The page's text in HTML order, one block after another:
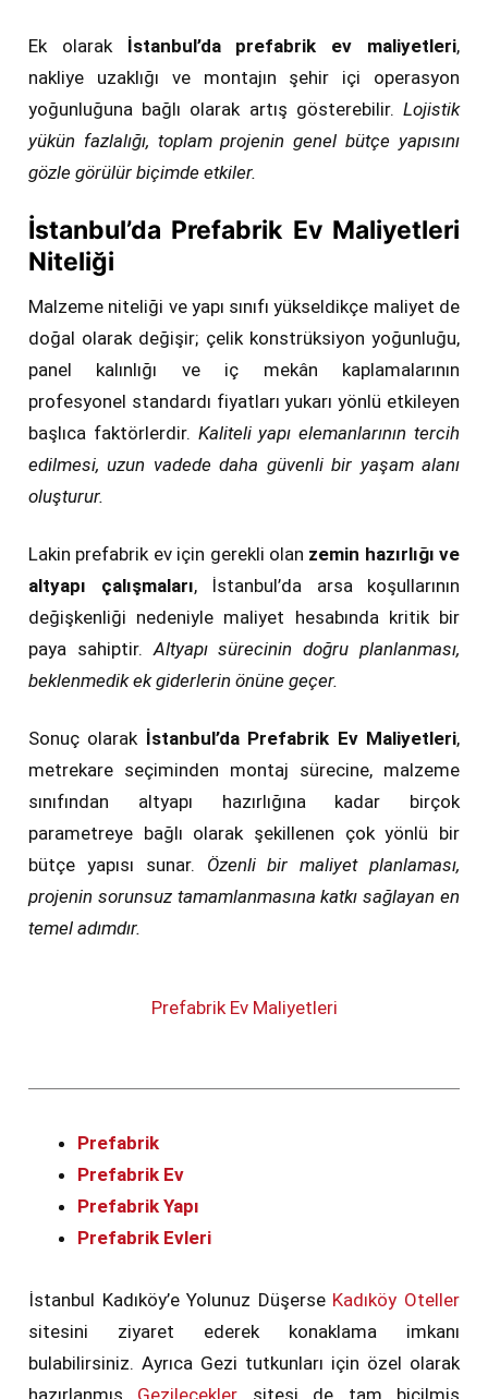
Ek olarak İstanbul’da prefabrik ev maliyetleri,
nakliye uzaklığı ve montajın şehir içi operasyon
yoğunluğuna bağlı olarak artış gösterebilir. Lojistik
yükün fazlalığı, toplam projenin genel bütçe yapısını
gözle görülür biçimde etkiler.
İstanbul’da Prefabrik Ev Maliyetleri
Niteliği
Malzeme niteliği ve yapı sınıfı yükseldikçe maliyet de
doğal olarak değişir; çelik konstrüksiyon yoğunluğu,
panel kalınlığı ve iç mekân kaplamalarının
profesyonel standardı fiyatları yukarı yönlü etkileyen
başlıca faktörlerdir. Kaliteli yapı elemanlarının tercih
edilmesi, uzun vadede daha güvenli bir yaşam alanı
oluşturur.
Lakin prefabrik ev için gerekli olan zemin hazırlığı ve
altyapı çalışmaları, İstanbul’da arsa koşullarının
değişkenliği nedeniyle maliyet hesabında kritik bir
paya sahiptir.Altyapı sürecinin doğru planlanması,
beklenmedik ek giderlerin önüne geçer.
Sonuç olarak İstanbul’da Prefabrik Ev Maliyetleri,
metrekare seçiminden montaj sürecine, malzeme
sınıfından altyapı hazırlığına kadar birçok
parametreye bağlı olarak şekillenen çok yönlü bir
bütçe yapısı sunar. Özenli bir maliyet planlaması,
projenin sorunsuz tamamlanmasına katkı sağlayan en
temel adımdır.
Prefabrik Ev Maliyetleri
Prefabrik
Prefabrik Ev
Prefabrik Yapı
Prefabrik Evleri
İstanbul Kadıköy’e Yolunuz Düşerse Kadıköy Oteller
sitesini ziyaret ederek konaklama imkanı
bulabilirsiniz. Ayrıca Gezi tutkunları için özel olarak
hazırlanmış Gezilecekler sitesi de tam biçilmiş